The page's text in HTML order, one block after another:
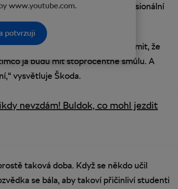
www.youtube.com.
potvrzuji
Tour de France! Sbohem profesionální
Vzali mi chuť. Měl jsem si uvědomit, že
já budu mít stoprocentně smůlu. A
vysvětluje Škoda.
nevzdám! Buldok, co mohl jezdit
taková doba. Když se někdo učil
se bála, aby takoví přičinliví studenti